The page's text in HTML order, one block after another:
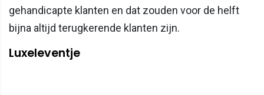
gehandicapte klanten en dat zouden voor de helft
bijna altijd terugkerende klanten zijn.
Luxeleventje